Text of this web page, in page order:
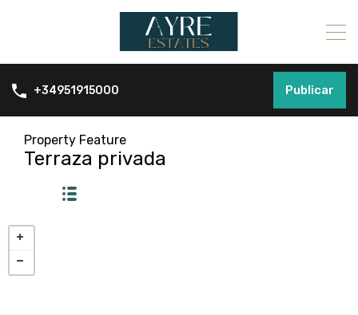
+34951915000 Publicar
Property Feature
Terraza privada